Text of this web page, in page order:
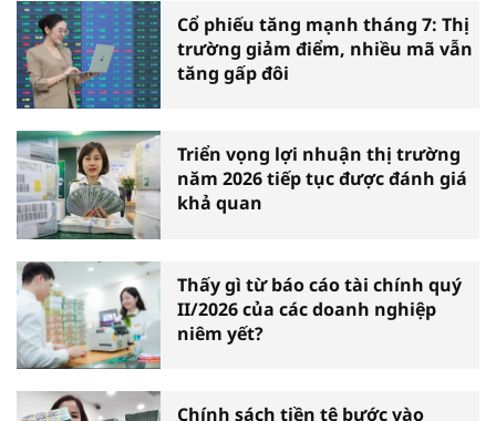
Cổ phiếu tăng mạnh tháng 7: Thị
trường giảm điểm, nhiều mã vẫn
tăng gấp đôi
Triển vọng lợi nhuận thị trường
năm 2026 tiếp tục được đánh giá
khả quan
Thấy gì từ báo cáo tài chính quý
II/2026 của các doanh nghiệp
niêm yết?
Chính sách tiền tệ bước vào